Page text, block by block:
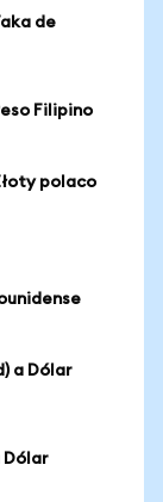
de
Filipino
polaco
a Dólar
Dólar